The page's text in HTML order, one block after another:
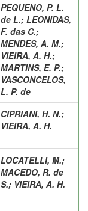
PEQUENO, P. L.
de L.; LEONIDAS,
F. das C.;
MENDES, A. M.;
VIEIRA, A. H.;
MARTINS, E. P.;
VASCONCELOS,
L. P. de
CIPRIANI, H. N.;
VIEIRA, A. H.
LOCATELLI, M.;
MACEDO, R. de
S.; VIEIRA, A. H.